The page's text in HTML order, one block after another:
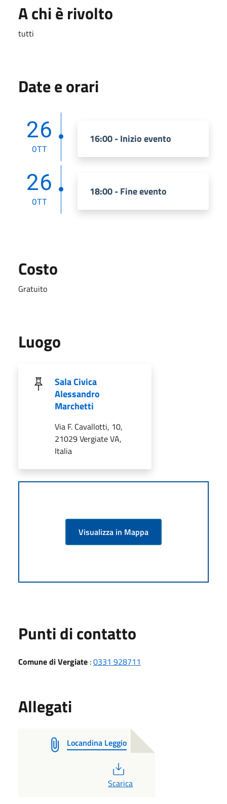
A chi è rivolto
tutti
Date e orari
26
OTT
16:00 - Inizio evento
26
OTT
18:00 - Fine evento
Costo
Gratuito
Luogo
Sala Civica
Alessandro
Marchetti
Via F. Cavallotti, 10,
21029 Vergiate VA,
Italia
Visualizza in Mappa
Punti di contatto
Comune di Vergiate :0331 928711
Allegati
Locandina Leggio
Scarica